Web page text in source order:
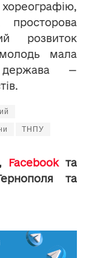
просторова
розвиток
мала
—
ТНПУ
Facebookта
та